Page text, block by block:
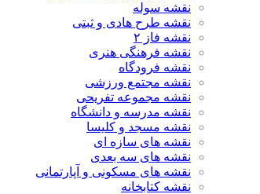
نقشه سوله
نقشه طرح هادی و ثبتی
نقشه فاز ۲
نقشه فرهنگی هنری
نقشه فرودگاه
نقشه مجتمع ورزشی
نقشه مجموعه تفریحی
نقشه مدرسه و دانشگاه
نقشه مسجد و کلیسا
نقشه های سازه ای
نقشه های سه بعدی
نقشه های مسکونی و آپارتمانی
نقشه کتابخانه